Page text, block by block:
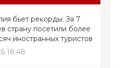
бьет рекорды: За 7
страну посетили более
иностранных туристов
18:48